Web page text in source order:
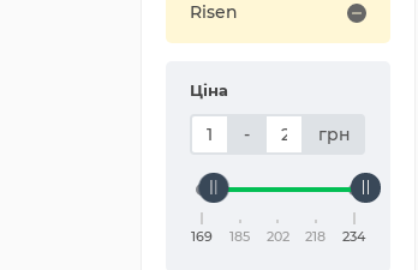
Risen
Ціна
- грн
169 185 202 218 234